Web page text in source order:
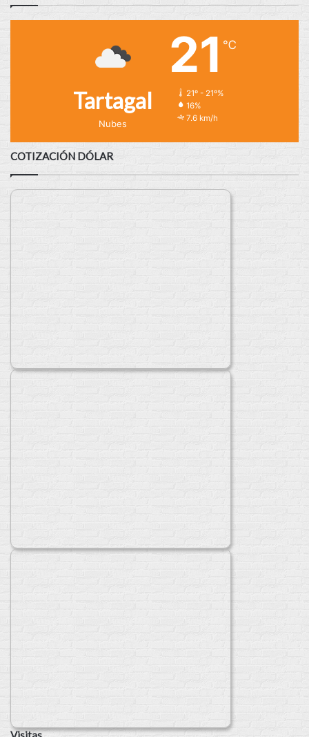
Tartagal
Nubes
21 ℃
21º - 21º%
16%
7.6 km/h
COTIZACIÓN DÓLAR